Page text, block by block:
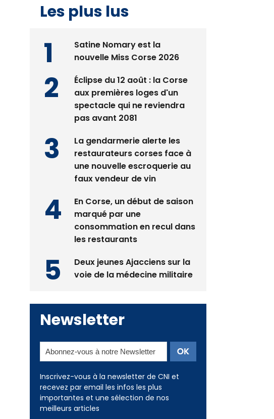
Les plus lus
Satine Nomary est la
nouvelle Miss Corse 2026
Éclipse du 12 août : la Corse
aux premières loges d'un
spectacle qui ne reviendra
pas avant 2081
La gendarmerie alerte les
restaurateurs corses face à
une nouvelle escroquerie au
faux vendeur de vin
En Corse, un début de saison
marqué par une
consommation en recul dans
les restaurants
Deux jeunes Ajacciens sur la
voie de la médecine militaire
Newsletter
Inscrivez-vous à la newsletter de CNI et
recevez par email les infos les plus
importantes et une sélection de nos
meilleurs articles